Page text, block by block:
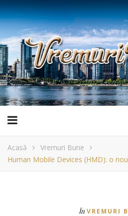
Acasă
Vremuri Bune
Human Mobile Devices (HMD): o
În VREMURI